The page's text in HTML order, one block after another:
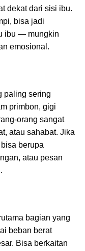
dekat dari sisi ibu.
bisa jadi
ibu — mungkin
emosional.
paling sering
primbon, gigi
orang sangat
atau sahabat. Jika
berupa
atau pesan
bagian yang
beban berat
Bisa berkaitan